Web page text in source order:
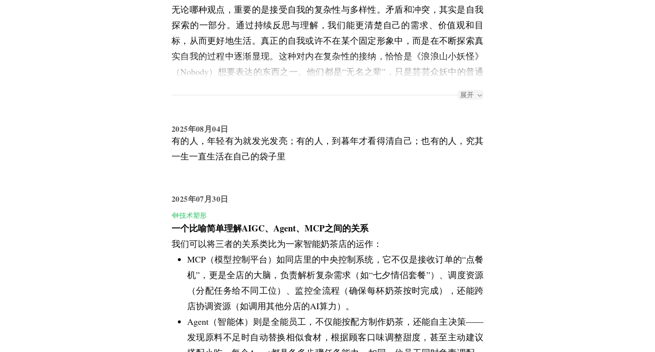
工作，于是大脑长期处于超载状态。
焦虑之所以让人疲惫，不只是因为它吵，而是因为它会不断诱导你去做一件根本
做不到的事：彻底消除不确定性。
可问题恰恰在这里。人生里很多重要的东西，本来就伴随着不确定。工作会变，
关系会变，行业会变，身体状态会变，能力也需要时间慢慢长出来。一个人如果
我在意的东西，这里有我需要补足的部分，这里有我暂时还没消化好的压力。但
提醒归提醒，我不必什么都听它的。情绪可以出现，方向不能被它拿走。
实。
首先，要把模糊的不安变成具体的问题。很多焦虑之所以可怕，是因为它一团雾
似的，罩在那里，让人觉得四面八方都是问题。一旦你开始把它写下来、拆开
来，它就会从一种压迫感，变成几个可以处理的小问题。怕能力跟不上，那就去
学；怕财务没有缓冲，那就先存一点；怕表达不好，那就减少自我盯梢，多听对
方在说什么。很多事情一落实到行动层面，恐惧会立刻下降一大半。
其次，要承认资源有限，并认真保护资源。人不可能在睡眠不足、信息过载、注
意力被切碎的状态下，还要求自己始终稳定、清醒、有力量。很多时候，焦虑并
不是你想得太多，而是你已经太累了。这个时候最需要的，不是继续给自己打鸡
血，而是先恢复：少看一点无意义的信息，少把自己暴露在比较里，多留一点空
无论哪种观点，重要的是接受自我的复杂性与多样性。矛盾和冲突，其实是自我
探索的一部分。通过持续反思与理解，我们能更清楚自己的需求、价值观和目
标，从而更好地生活。真正的自我或许不在某个固定形象中，而是在不断探索真
实自我的过程中逐渐显现。这种对内在复杂性的接纳，恰恰是《浪浪山小妖怪》
（Nobody）想要表达的东西之一。他们都是“无名之辈”，只是芸芸众妖中的普通
里的小妖怪，成佛与否不重要，重要的是他始终在成为“更好的自己”。我们不需
要完美，只需要在困惑中继续前行，或许所谓"真实自我"，本就是流动的河。
展开
2025年08月04日
有的人，年轻有为就发光发亮；有的人，到暮年才看得清自己；也有的人，究其
一生一直生活在自己的袋子里
2025年07月30日
技术塑形
一个比喻简单理解AIGC、Agent、MCP之间的关系
我们可以将三者的关系类比为一家智能奶茶店的运作：
MCP（模型控制平台）如同店里的中央控制系统，它不仅是接收订单的“点餐
机”，更是全店的大脑，负责解析复杂需求（如“七夕情侣套餐”）、调度资源
（分配任务给不同工位）、监控全流程（确保每杯奶茶按时完成），还能跨
店协调资源（如调用其他分店的AI算力）。
Agent（智能体）则是全能员工，不仅能按配方制作奶茶，还能自主决策——
发现原料不足时自动替换相似食材，根据顾客口味调整甜度，甚至主动建议